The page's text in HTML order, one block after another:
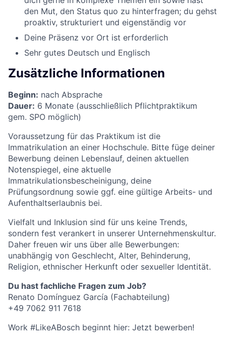
den Mut, den Status quo zu hinterfragen; du gehst
proaktiv, strukturiert und eigenständig vor
Deine Präsenz vor Ort ist erforderlich
Sehr gutes Deutsch und Englisch
Zusätzliche Informationen
Beginn: nach Absprache
Dauer: 6 Monate (ausschließlich Pflichtpraktikum
gem. SPO möglich)
Voraussetzung für das Praktikum ist die
Immatrikulation an einer Hochschule. Bitte füge deiner
Bewerbung deinen Lebenslauf, deinen aktuellen
Notenspiegel, eine aktuelle
Immatrikulationsbescheinigung, deine
Prüfungsordnung sowie ggf. eine gültige Arbeits- und
Aufenthaltserlaubnis bei.
Vielfalt und Inklusion sind für uns keine Trends,
sondern fest verankert in unserer Unternehmenskultur.
Daher freuen wir uns über alle Bewerbungen:
unabhängig von Geschlecht, Alter, Behinderung,
Religion, ethnischer Herkunft oder sexueller Identität.
Du hast fachliche Fragen zum Job?
Renato Domínguez García (Fachabteilung)
+49 7062 911 7618
Work #LikeABosch beginnt hier: Jetzt bewerben!